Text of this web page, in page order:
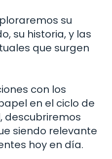
su
su historia, y las
que surgen
con los
en el ciclo de
descubriremos
siendo relevante
hoy en día.